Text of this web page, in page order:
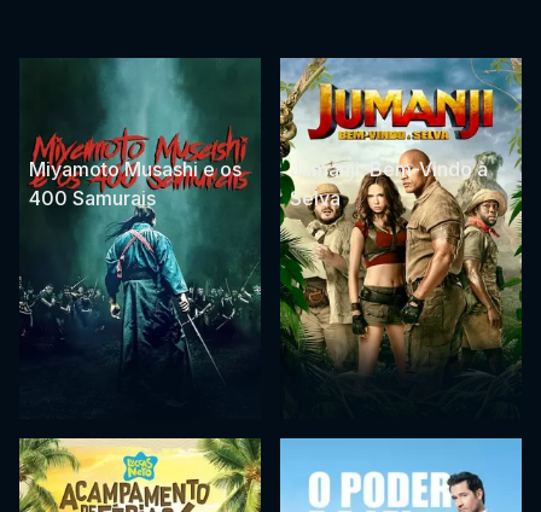
Miyamoto Musashi e os
400 Samurais
Jumanji: Bem-Vindo à
Selva